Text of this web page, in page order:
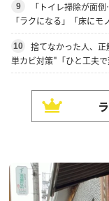
9
「トイレ掃除が面
「ラクになる」「床にモ
10
捨てなかった人、
単カビ対策"「ひと工夫で